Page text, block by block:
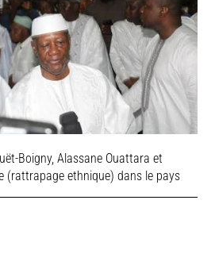
Boigny, Alassane Ouattara et
(rattrapage ethnique) dans le pays